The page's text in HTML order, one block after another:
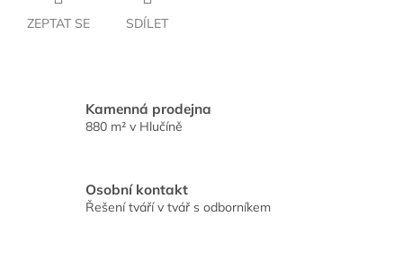
ZEPTAT SE SDÍLET
Kamenná prodejna
880 m² v Hlučíně
Osobní kontakt
Řešení tváří v tvář s odborníkem